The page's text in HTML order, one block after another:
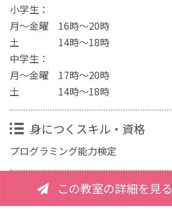
小学生：
月～金曜 16時～20時
土 14時～18時
中学生：
月～金曜 17時～20時
土 14時～18時
身につくスキル・資格
プログラミング能力検定
この教室の詳細を見る